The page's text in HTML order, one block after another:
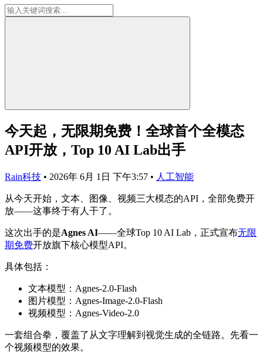
今天起，无限期免费！全球首个全模态
API开放，Top 10 AI Lab出手
Rain科技 • 2026年 6月 1日 下午3:57 • 人工智能
从今天开始，文本、图像、视频三大模态的API，全部免费开
放——这事终于有人干了。
这次出手的是Agnes AI——全球Top 10 AI Lab，正式宣布无限
期免费开放旗下核心模型API。
具体包括：
文本模型：Agnes-2.0-Flash
图片模型：Agnes-Image-2.0-Flash
视频模型：Agnes-Video-2.0
一套组合拳，覆盖了从文字理解到视觉生成的全链路。先看一
个视频模型的效果。